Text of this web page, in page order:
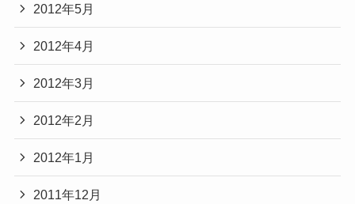
2012年5月
2012年4月
2012年3月
2012年2月
2012年1月
2011年12月